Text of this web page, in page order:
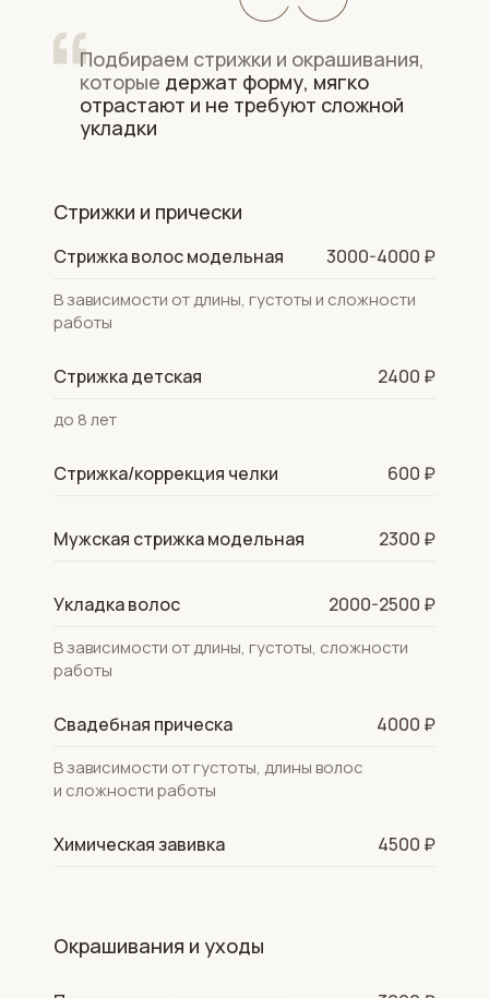
Подбираем стрижки и окрашивания,
которые держат форму, мягко
отрастают и не требуют сложной
укладки
Стрижки и прически
Стрижка волос модельная 3000-4000 ₽
В зависимости от длины, густоты и сложности
работы
Стрижка детская 2400 ₽
до 8 лет
Стрижка/коррекция челки 600 ₽
Мужская стрижка модельная 2300 ₽
Укладка волос 2000-2500 ₽
В зависимости от длины, густоты, сложности
работы
Свадебная прическа 4000 ₽
В зависимости от густоты, длины волос
и сложности работы
Химическая завивка 4500 ₽
Окрашивания и уходы